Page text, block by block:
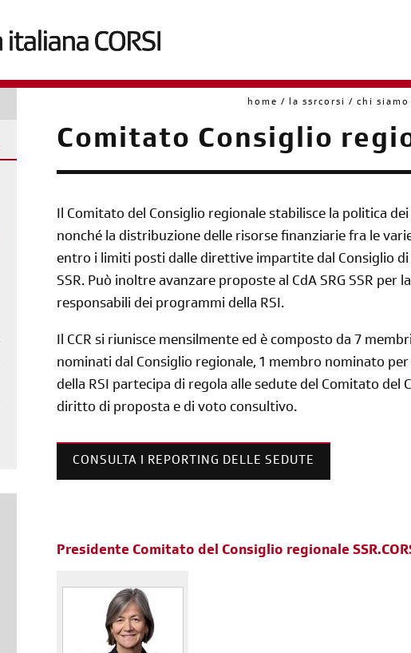
di
home la ssrcorsi chi siamo
Comitato Consiglio
Il Comitato del Consiglio regionale stabilisce la politica
nonché la distribuzione delle risorse finanziarie fra le
entro i limiti posti dalle direttive impartite dal Consiglio di
SSR. Può inoltre avanzare proposte al CdA SRG SSR per
responsabili dei programmi della RSI.
Il CCR si riunisce mensilmente ed è composto da 7
nominati dal Consiglio regionale, 1 membro nominato
della RSI partecipa di regola alle sedute del Comitato del
diritto di proposta e di voto consultivo.
CONSULTA I REPORTING DELLE SEDUTE
Presidente Comitato del Consiglio regionale